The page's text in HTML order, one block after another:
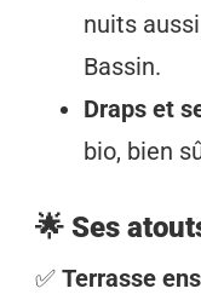
nuits
Bassin.
Draps et
bio, bien
🌟 Ses
✅ Terrasse